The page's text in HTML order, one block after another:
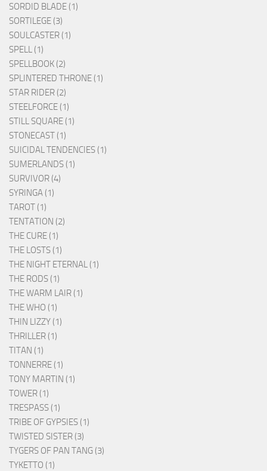
SORDID BLADE (1)
SORTILEGE (3)
SOULCASTER (1)
SPELL (1)
SPELLBOOK (2)
SPLINTERED THRONE (1)
STAR RIDER (2)
STEELFORCE (1)
STILL SQUARE (1)
STONECAST (1)
SUICIDAL TENDENCIES (1)
SUMERLANDS (1)
SURVIVOR (4)
SYRINGA (1)
TAROT (1)
TENTATION (2)
THE CURE (1)
THE LOSTS (1)
THE NIGHT ETERNAL (1)
THE RODS (1)
THE WARM LAIR (1)
THE WHO (1)
THIN LIZZY (1)
THRILLER (1)
TITAN (1)
TONNERRE (1)
TONY MARTIN (1)
TOWER (1)
TRESPASS (1)
TRIBE OF GYPSIES (1)
TWISTED SISTER (3)
TYGERS OF PAN TANG (3)
TYKETTO (1)